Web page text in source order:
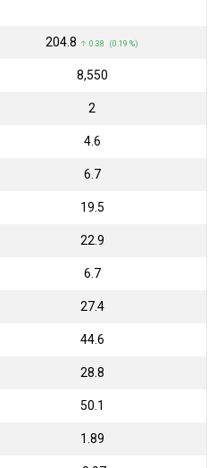
₹204.8 ↑ 0.38 (0.19 %)
₹8,550
2
4.6
6.7
19.5
22.9
6.7
27.4
44.6
28.8
50.1
1.89